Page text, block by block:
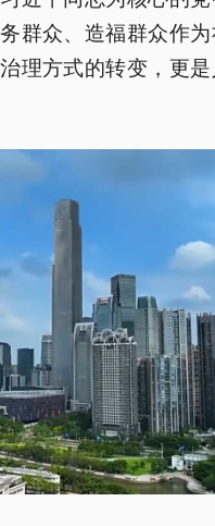
群众、造福群众作
理方式的转变，更